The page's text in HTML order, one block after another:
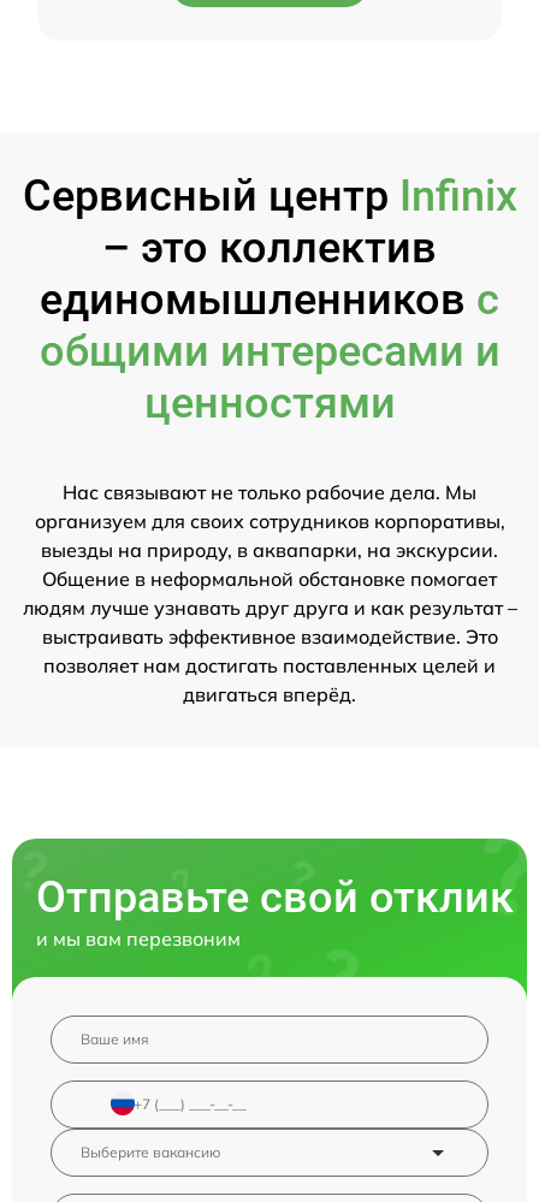
Сервисный центр Infinix
– это коллектив
единомышленников с
общими интересами и
ценностями
Нас связывают не только рабочие дела. Мы
организуем для своих сотрудников корпоративы,
выезды на природу, в аквапарки, на экскурсии.
Общение в неформальной обстановке помогает
людям лучше узнавать друг друга и как результат –
выстраивать эффективное взаимодействие. Это
позволяет нам достигать поставленных целей и
двигаться вперёд.
Отправьте свой отклик
и мы вам перезвоним